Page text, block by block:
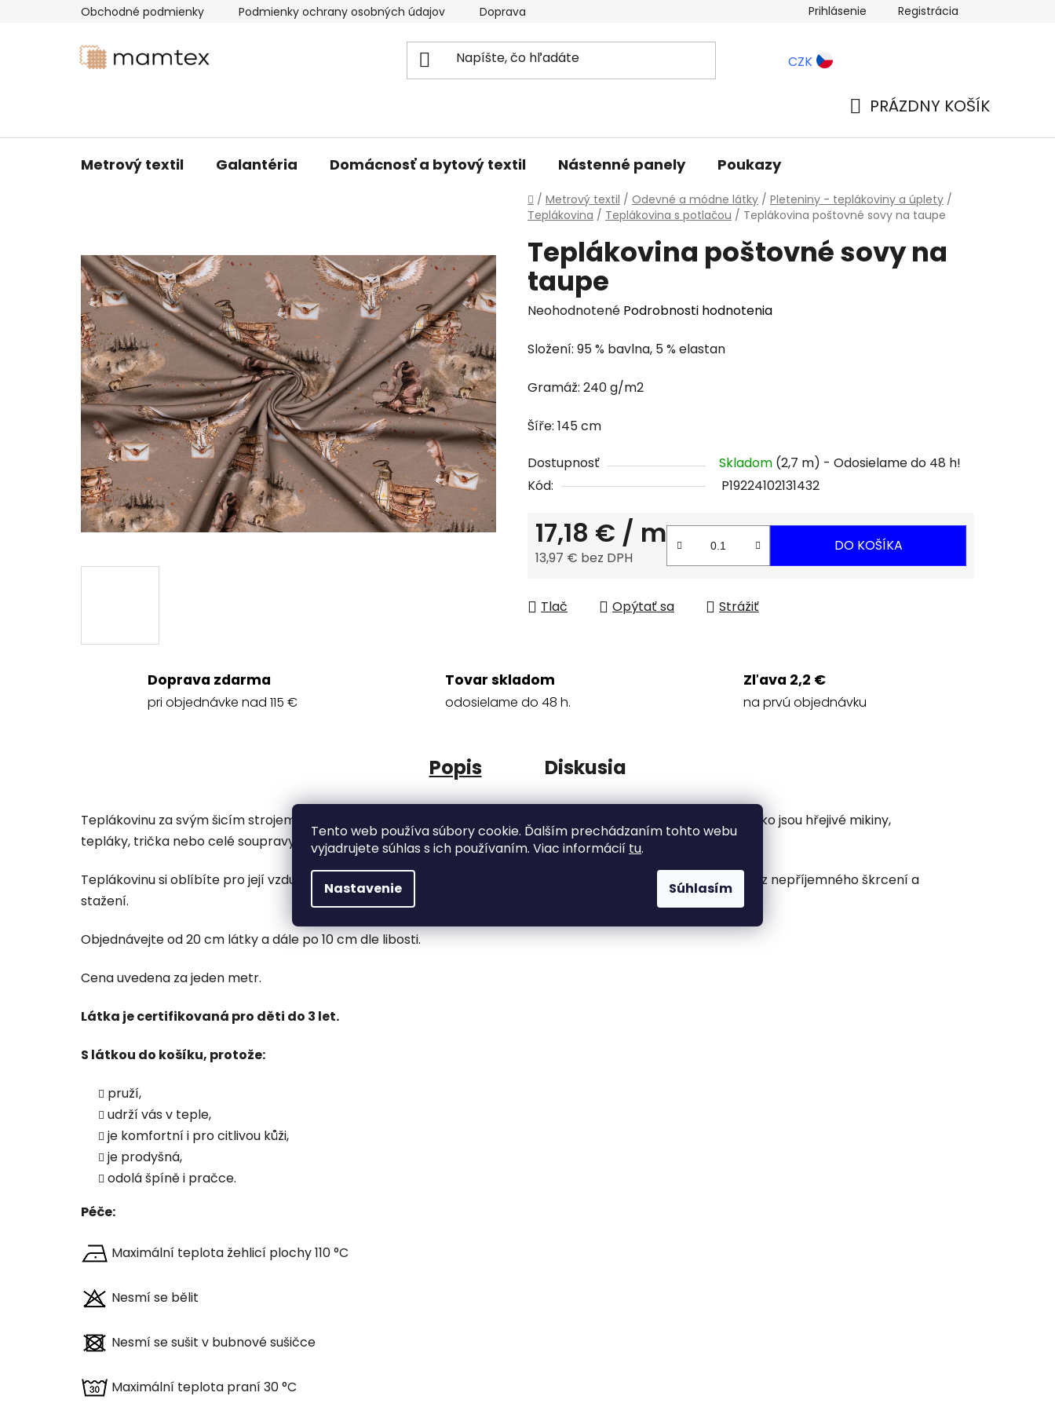
Tento web používa súbory cookie. Ďalším prechádzaním tohto webu
vyjadrujete súhlas s ich používaním. Viac informácií tu.
Nastavenie Súhlasím
Obchodné podmienky Podmienky ochrany osobných údajov Doprava a platba Blog
Prihlásenie Registrácia
CZK
PRÁZDNY KOŠÍK
Metrový textil Galantéria Domácnosť a bytový textil Nástenné panely Poukazy
Domov
/ Metrový textil / Odevné a módne látky / Pleteniny - teplákoviny a úplety /
Teplákovina / Teplákovina s potlačou / Teplákovina poštovné sovy na taupe
Teplákovina poštovné sovy na
taupe
Priemerné
produktu
0,0
z
hviezdičiek.
Neohodnotené Podrobnosti hodnotenia
Složení: 95 % bavlna, 5 % elastan
Gramáž: 240 g/m2
Šíře: 145 cm
Dostupnosť Skladom (2,7 m)
Kód:
P19224102131432
17,18 € / m
13,97 € bez DPH
DO KOŠÍKA
Tlač Opýtať sa Strážiť
Doprava zdarma
pri objednávke nad 115 €
Tovar skladom
odosielame do 48 h.
Zľava 2,2 €
na prvú objednávku
Popis Diskusia
Teplákovinu za svým šicím strojem využijete především k šití sportovních a volnočasových kousků oblečení, jako jsou hřejivé mikiny,
tepláky, trička nebo celé soupravy.
Teplákovinu si oblíbíte pro její vzdušnost, hřejivost a měkkost. Protože pruží, budete se v ní pohodlně hýbat, bez nepříjemného škrcení a
stažení.
Objednávejte od 20 cm látky a dále po 10 cm dle libosti.
Cena uvedena za jeden metr.
Látka je certifikovaná pro děti do 3 let.
S látkou do košíku, protože:
pruží,
udrží vás v teple,
je komfortní i pro citlivou kůži,
je prodyšná,
odolá špíně i pračce.
Péče:
Maximální teplota žehlicí plochy 110 °C
Nesmí se bělit
Nesmí se sušit v bubnové sušičce
Maximální teplota praní 30 °C